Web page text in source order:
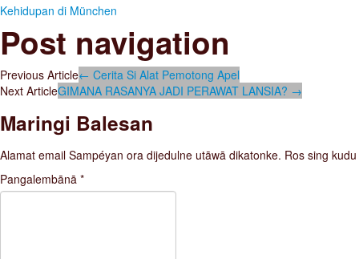
Kehidupan di München
Post navigation
Previous Article← Cerita Si Alat Pemotong Apel
Next ArticleGIMANA RASANYA JADI PERAWAT LANSIA? →
Maringi Balesan
Alamat email Sampéyan ora dijedulne utāwā dikatonke. Ros sing
Pangalemb‪‪ānā *